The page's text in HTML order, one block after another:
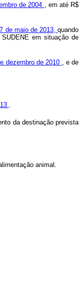
de 2004
, em até R$
de maio de 2013,quando
em situação de
dezembro de 2010
, e de
da destinação prevista
animal.